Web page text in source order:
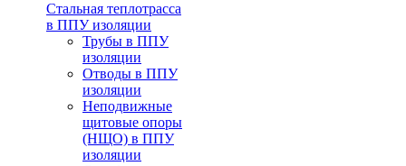
Стальная теплотрасса
в ППУ изоляции
Трубы в ППУ
изоляции
Отводы в ППУ
изоляции
Неподвижные
щитовые опоры
(НЩО) в ППУ
изоляции